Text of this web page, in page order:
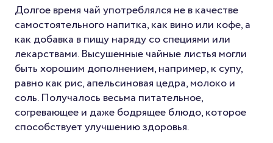
Долгое время чай употреблялся не в качестве
самостоятельного напитка, как вино или кофе, а
как добавка в пищу наряду со специями или
лекарствами. Высушенные чайные листья могли
быть хорошим дополнением, например, к супу,
равно как рис, апельсиновая цедра, молоко и
соль. Получалось весьма питательное,
согревающее и даже бодрящее блюдо, которое
способствует улучшению здоровья.